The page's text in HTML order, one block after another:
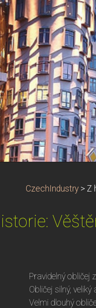
CzechIndustry > Z
Pravidelný obličej
Obličej silný,
Velmi dlouhý